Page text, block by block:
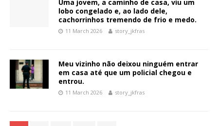
Uma jovem, a caminho de casa, viu um
lobo congelado e, ao lado dele,
cachorrinhos tremendo de frio e medo.
11 March 2026 story_jkfras
Meu vizinho não deixou ninguém entrar
em casa até que um policial chegou e
entrou.
11 March 2026 story_jkfras